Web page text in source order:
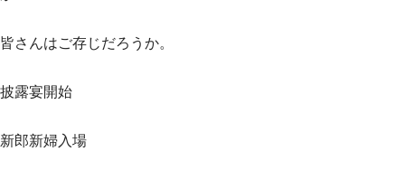
皆さんはご存じだろうか。
披露宴開始
新郎新婦入場